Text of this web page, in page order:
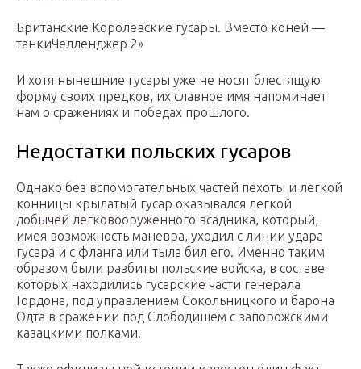
Британские Королевские гусары. Вместо коней —
танкиЧелленджер 2»
И хотя нынешние гусары уже не носят блестящую
форму своих предков, их славное имя напоминает
нам о сражениях и победах прошлого.
Недостатки польских гусаров
Однако без вспомогательных частей пехоты и легкой
конницы крылатый гусар оказывался легкой
добычей легковооруженного всадника, который,
имея возможность маневра, уходил с линии удара
гусара и с фланга или тыла бил его. Именно таким
образом были разбиты польские войска, в составе
которых находились гусарские части генерала
Гордона, под управлением Сокольницкого и барона
Одта в сражении под Слободищем с запорожскими
казацкими полками.